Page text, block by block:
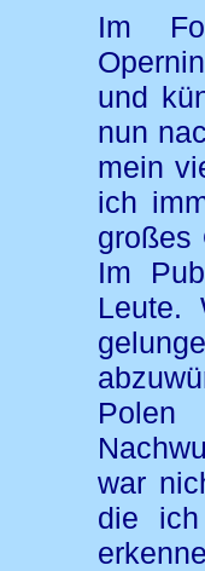
Im
und
nun
mein
ich
großes
Im
Leute.
Polen
war
die ich